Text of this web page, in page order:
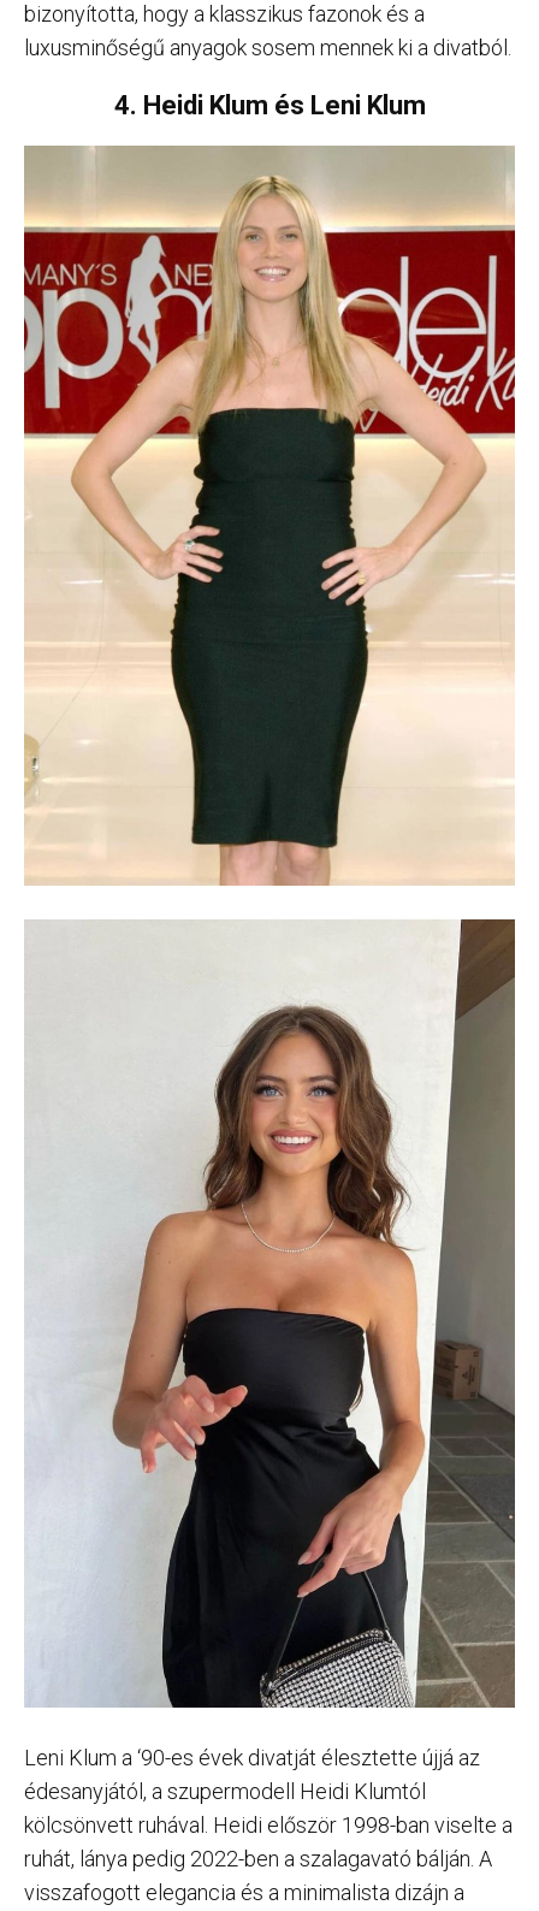
bizonyította, hogy a klasszikus fazonok és a
luxusminőségű anyagok sosem mennek ki a divatból.
4. Heidi Klum és Leni Klum
Leni Klum a ‘90-es évek divatját élesztette újjá az
édesanyjától, a szupermodell Heidi Klumtól
kölcsönvett ruhával. Heidi először 1998-ban viselte a
ruhát, lánya pedig 2022-ben a szalagavató bálján. A
visszafogott elegancia és a minimalista dizájn a